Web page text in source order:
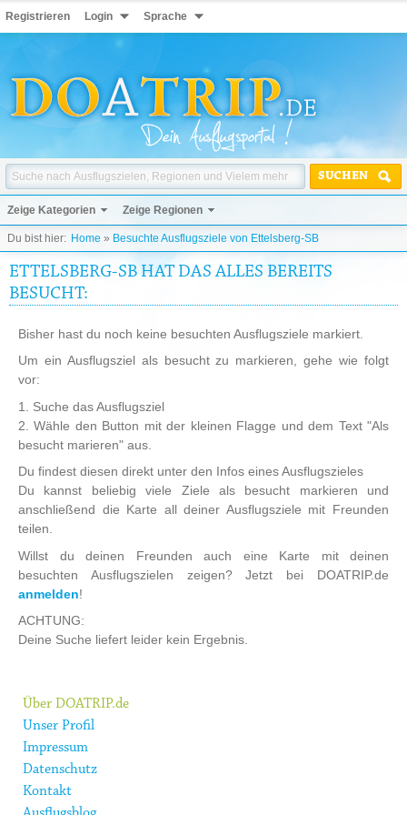
Registrieren Login Sprache
SUCHEN
Zeige Kategorien Zeige Regionen
Du bist hier: Home » Besuchte Ausflugsziele von Ettelsberg-SB
ETTELSBERG-SB HAT DAS ALLES BEREITS
BESUCHT:
Bisher hast du noch keine besuchten Ausflugsziele markiert.
Um ein Ausflugsziel als besucht zu markieren, gehe wie folgt
vor:
1. Suche das Ausflugsziel
2. Wähle den Button mit der kleinen Flagge und dem Text "Als
besucht marieren" aus.
Du findest diesen direkt unter den Infos eines Ausflugszieles
Du kannst beliebig viele Ziele als besucht markieren und
anschließend die Karte all deiner Ausflugsziele mit Freunden
teilen.
Willst du deinen Freunden auch eine Karte mit deinen
besuchten Ausflugszielen zeigen? Jetzt bei DOATRIP.de
anmelden!
ACHTUNG:
Deine Suche liefert leider kein Ergebnis.
Über DOATRIP.de
Unser Profil
Impressum
Datenschutz
Kontakt